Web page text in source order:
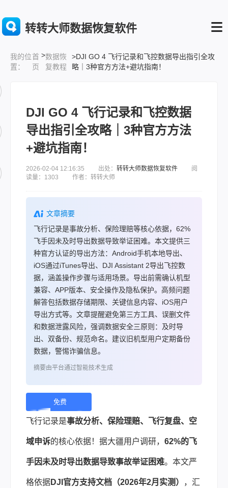
转转大师数据恢复软件
我的位
置：
首
页
>数据恢
复教程
>DJI GO 4 飞行记录和飞控数据导出指引全攻
略｜3种官方方法+避坑指南！
DJI GO 4 飞行记录和飞控数据
导出指引全攻略｜3种官方方法
+避坑指南！
2026-02-04 12:16:35 出处： 转转大师数据恢复软件 阅
读量：1303 作者：转转大师
文章摘要
飞行记录是事故分析、保险理赔等核心依据，62%
飞手因未及时导出数据导致举证困难。本文提供三
种官方认证的导出方法：Android手机本地导出、
iOS通过iTunes导出、DJI Assistant 2导出飞控数
据，涵盖操作步骤与适用场景。导出前需确认机型
兼容、APP版本、安全操作及隐私保护。高频问题
解答包括数据存储期限、关键信息内容、iOS用户
导出方式等。文章提醒避免第三方工具、误删文件
和数据泄露风险，强调数据安全三原则：及时导
出、双备份、规范命名。建议旧机型用户定期备份
数据，警惕诈骗信息。
摘要由平台通过智能技术生成
免费
下
载 |
飞行记录是事故分析、保险理赔、飞行复盘、空
域申诉的核心依据！据大疆用户调研， 62%的飞
手因未及时导出数据导致事故举证困难。本文严
格依据DJI官方支持文档（2026年2月实测） ，汇